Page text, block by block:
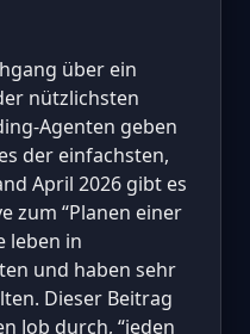
über ein
nützlichsten
Agenten geben
der einfachsten,
April 2026 gibt es
zum “Planen einer
leben in
und haben sehr
Dieser Beitrag
Job durch, “jeden